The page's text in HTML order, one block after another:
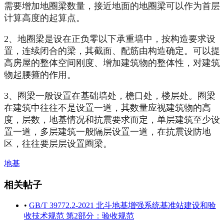
需要增加地圈梁数量，接近地面的地圈梁可以作为首层
计算高度的起算点。
2、地圈梁是设在正负零以下承重墙中，按构造要求设
置，连续闭合的梁，其截面、配筋由构造确定。可以提
高房屋的整体空间刚度、增加建筑物的整体性，对建筑
物起腰箍的作用。
3、圈梁一般设置在基础墙处，檐口处，楼层处。圈梁
在建筑中往往不是设置一道，其数量应视建筑物的高
度，层数，地基情况和抗震要求而定，单层建筑至少设
置一道，多层建筑一般隔层设置一道，在抗震设防地
区，往往要层层设置圈梁。
地基
相关帖子
• GB/T 39772.2-2021 北斗地基增强系统基准站建设和验
收技术规范 第2部分：验收规范